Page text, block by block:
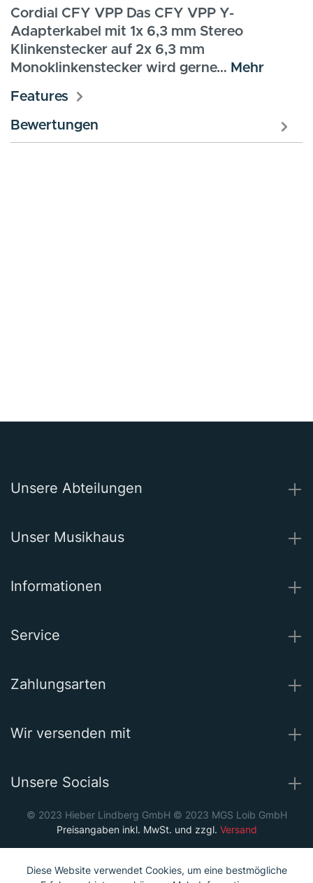
Cordial CFY VPP Das CFY VPP Y-
Adapterkabel mit 1x 6,3 mm Stereo
Klinkenstecker auf 2x 6,3 mm
Monoklinkenstecker wird gerne… Mehr
Features
Bewertungen
Unsere Abteilungen
Unser Musikhaus
Informationen
Service
Zahlungsarten
Wir versenden mit
Unsere Socials
© 2023 Hieber Lindberg GmbH © 2023 MGS Loib GmbH
Preisangaben inkl. MwSt. und zzgl. Versand
Diese Website verwendet Cookies, um eine bestmögliche